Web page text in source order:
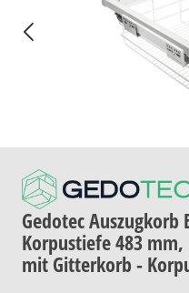
Gedotec Auszugkorb
Korpustiefe 483 mm,
mit Gitterkorb -